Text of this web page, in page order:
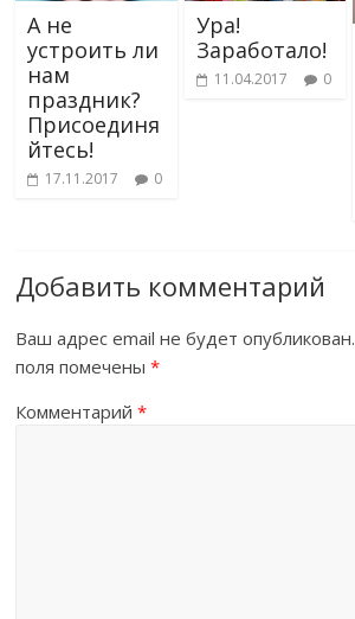
А не
устроить ли
нам
праздник?
Присоединя
йтесь!
17.11.2017 0
Ура!
Заработало!
11.04.2017 0
Добавить комментарий
Ваш адрес email не будет опубликован.
поля помечены*
Комментарий*